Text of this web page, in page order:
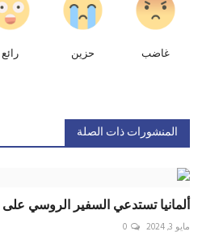
غاضب حزين رائع
المنشورات ذات الصلة
ألمانيا تستدعي السفير الروسي
مايو 3, 2024 0